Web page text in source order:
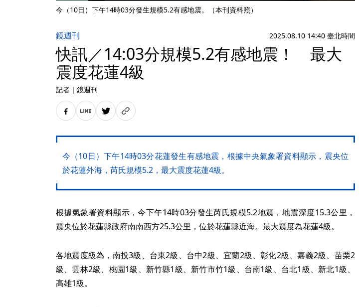
今（10日）下午14時03分發生規模5.2有感地震。（本刊資料照）
鏡週刊 2025.08.10 14:40 臺北時間
快訊／14:03分規模5.2有感地震！ 最大
震度花蓮4級
記者 ｜ 鏡週刊
今（10日）下午14時03分花蓮發生有感地震，根據中央氣象署資料顯示，震央位
於花蓮外海，芮氏規模5.2，最大震度花蓮4級。
根據氣象署資料顯示，今下午14時03分發生芮氏規模5.2地震，地震深度15.3公里，
震央位於花蓮縣政府南南西方25.3公里，位於花蓮縣近海。最大震度為花蓮4級。
各地震度級為，南投3級、台東2級、台中2級、宜蘭2級、彰化2級、嘉義2級、苗栗2
級、雲林2級、桃園1級、新竹縣1級、新竹市竹1級、台南1級、台北1級、新北1級、
高雄1級。